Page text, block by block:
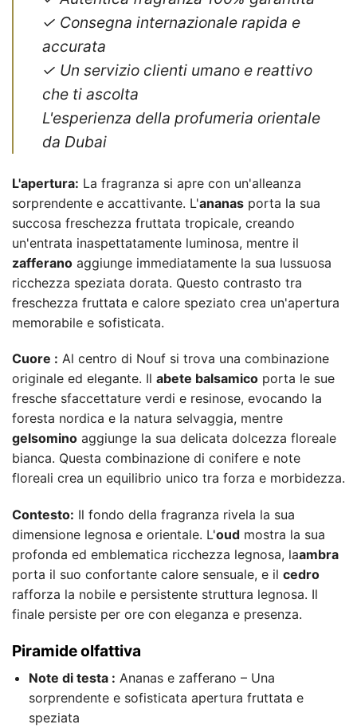
✓ Consegna internazionale rapida e
accurata
✓ Un servizio clienti umano e reattivo
che ti ascolta
L'esperienza della profumeria orientale
da Dubai
L'apertura: La fragranza si apre con un'alleanza
sorprendente e accattivante. L'ananas porta la sua
succosa freschezza fruttata tropicale, creando
un'entrata inaspettatamente luminosa, mentre il
zafferano aggiunge immediatamente la sua lussuosa
ricchezza speziata dorata. Questo contrasto tra
freschezza fruttata e calore speziato crea un'apertura
memorabile e sofisticata.
Cuore : Al centro di Nouf si trova una combinazione
originale ed elegante. Il abete balsamico porta le sue
fresche sfaccettature verdi e resinose, evocando la
foresta nordica e la natura selvaggia, mentre
gelsomino aggiunge la sua delicata dolcezza floreale
bianca. Questa combinazione di conifere e note
floreali crea un equilibrio unico tra forza e morbidezza.
Contesto: Il fondo della fragranza rivela la sua
dimensione legnosa e orientale. L'oud mostra la sua
profonda ed emblematica ricchezza legnosa, laambra
porta il suo confortante calore sensuale, e il cedro
rafforza la nobile e persistente struttura legnosa. Il
finale persiste per ore con eleganza e presenza.
Piramide olfattiva
Note di testa : Ananas e zafferano – Una
sorprendente e sofisticata apertura fruttata e
speziata